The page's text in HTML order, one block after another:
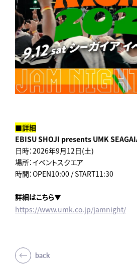
■詳細
EBISU SHOJI presents UMK
日時：2026年9月12日(土)
場所：イベントスクエア
時間：OPEN10:00 / START11:30
詳細はこちら▼
https://www.umk.co.jp/jamnight/
back